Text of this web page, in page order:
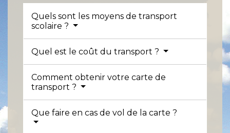
Quels sont les moyens de transport
scolaire ?
Quel est le coût du transport ?
Comment obtenir votre carte de
transport ?
Que faire en cas de vol de la carte ?